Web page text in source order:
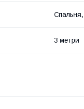
Спальня,
3 метри